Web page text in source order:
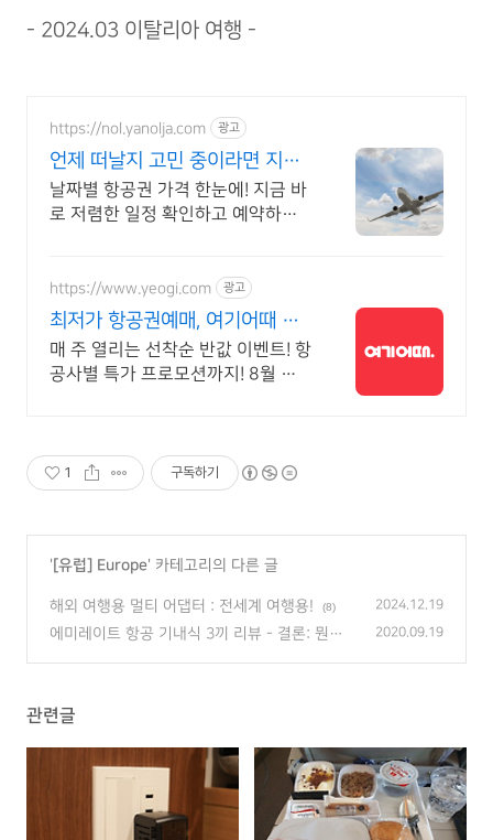
- 2024.03 이탈리아 여행 -
https://nol.yanolja.com 광고
언제 떠날지 고민 중이라면 지금
인기 해외노선 특가
날짜별 항공권 가격 한눈에! 지금 바
로 저렴한 일정 확인하고 예약하세
https://www.yeogi.com 광고
최저가 항공권예매, 여기어때 매
주 선착순 항공권 반값!
매 주 열리는 선착순 반값 이벤트! 항
공사별 특가 프로모션까지! 8월 해
1 구독하기
' [유럽] Europe' 카테고리의 다른 글
해외 여행용 멀티 어댑터 : 전세계 여행용! (8) 2024.12.19
에미레이트 항공 기내식 3끼 리뷰 - 결론: 뭔가
2020.09.19
관련글